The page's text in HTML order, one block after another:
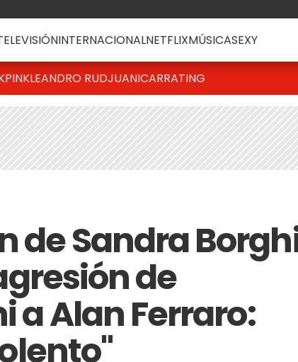
INTERNACIONALNETFLIXMÚSICASEXY
LEANDRO RUDJUANICARRATING
de Sandra
de
a Alan Ferraro: